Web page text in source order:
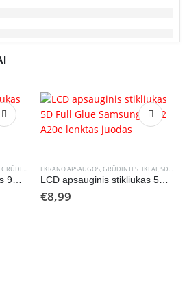
GRŪDINTI STIKLAI
LCD apsauginis stikliukas 9D Full Glue Apple iPhone 6/6S baltas
EKRANO APSAUGOS,GRŪDINTI STIKLAI,5D FULL GLUE
LCD apsauginis stikliukas 5D Full Glue Samsung A202 A20e lenktas juodas
€8,99